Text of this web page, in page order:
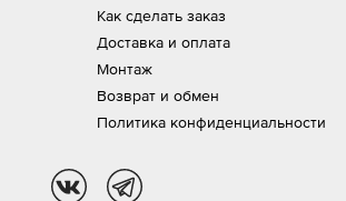
Как сделать заказ
Доставка и оплата
Монтаж
Возврат и обмен
Политика конфиденциальности